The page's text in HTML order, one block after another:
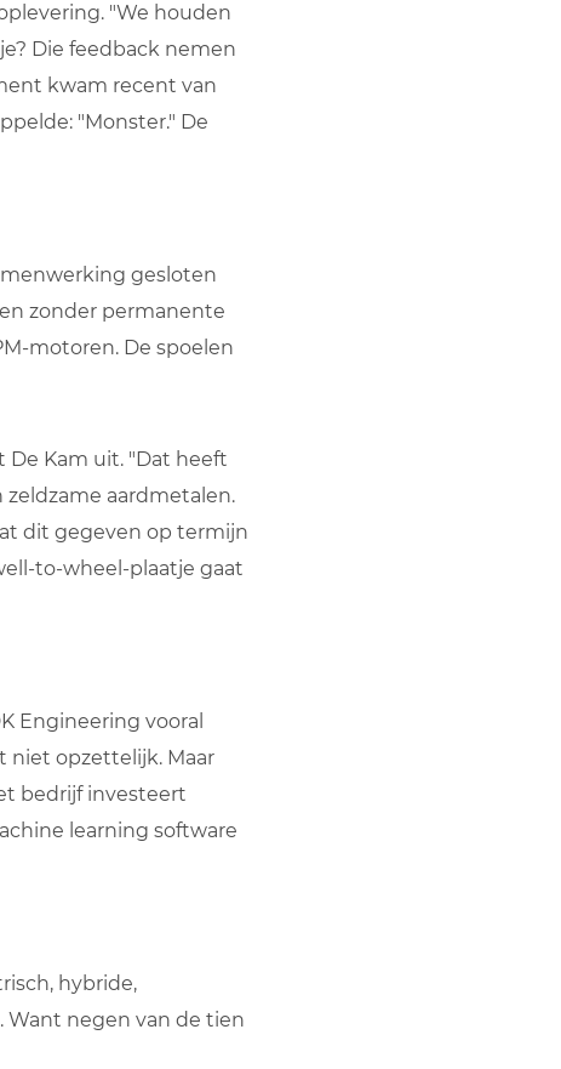
"We houden
Die feedback nemen
kwam recent van
"Monster." De
gesloten
zonder permanente
motoren. De spoelen
De Kam uit. "Dat heeft
aardmetalen.
dit gegeven op termijn
to-wheel-plaatje gaat
Engineering vooral
niet opzettelijk. Maar
bedrijf investeert
learning software
hybride,
Want negen van de tien